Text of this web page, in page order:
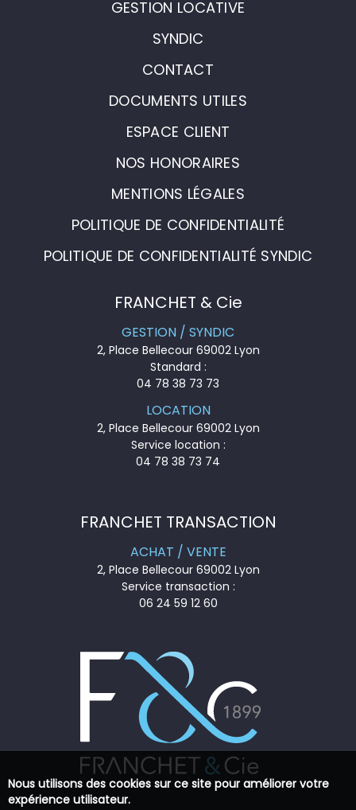
GESTION LOCATIVE
SYNDIC
CONTACT
DOCUMENTS UTILES
ESPACE CLIENT
NOS HONORAIRES
MENTIONS LÉGALES
POLITIQUE DE CONFIDENTIALITÉ
POLITIQUE DE CONFIDENTIALITÉ SYNDIC
FRANCHET & Cie
GESTION / SYNDIC
2, Place Bellecour 69002 Lyon
Standard :
04 78 38 73 73
LOCATION
2, Place Bellecour 69002 Lyon
Service location :
04 78 38 73 74
FRANCHET TRANSACTION
ACHAT / VENTE
2, Place Bellecour 69002 Lyon
Service transaction :
06 24 59 12 60
Nous utilisons des cookies sur ce site pour améliorer votre
expérience utilisateur.